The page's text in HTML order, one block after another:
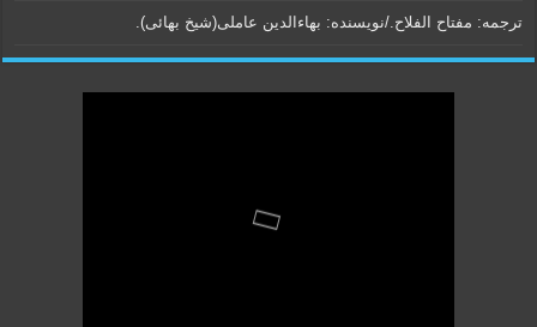
ترجمه: مفتاح الفلاح./نویسنده:‌ بهاء‌الدین عاملی‌(شیخ بهائی).